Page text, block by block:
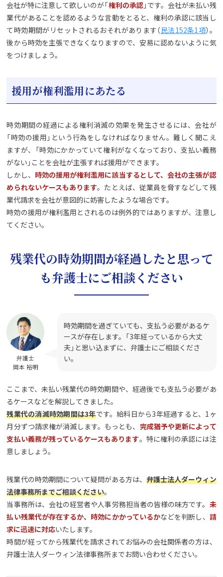
会社が特に注意して欲しいのが「権利の承認」です。会社が未払い残
業代があることを認めるような言動をとると、権利の承認に該当し
て時効期間がリセットされるおそれがあります（民法152条1項）。
後から時効を主張できなくなりますので、安易に認めないように気
をつけましょう。
援用が権利濫用にあたる
時効期間の経過による権利消滅の効果を発生させるには、会社が
「時効の援用」という行為をしなければなりません。難しく聞こえ
ますが、「時効にかかっていて権利がなくなっており、支払い義務
がない」ことを会社が主張すれば援用ができます。
しかし、 時効の援用が権利濫用に該当するとして、会社の主張が認
められないケースもあります。たとえば、従業員を脅すなどして残
業代請求を会社が意図的に妨害したような場合です。
時効の援用が権利濫用とされるのは例外的ではありますが、注意し
てください。
残業代の時効期間が経過したと思って
も弁護士にご相談ください
弁護士
岡本 裕明
時効期間を過ぎていても、支払う必要があるケ
ースが存在します。「3年経っているから大丈
夫」と思い込まずに、弁護士にご相談くださ
い。
ここまで、未払い残業代の時効期間や、経過後でも支払う必要があ
るケースなどを解説してきました。
残業代の消滅時効期間は3年です。給料日から3年経過すると、1ヶ
月分ずつ請求権が消滅します。もっとも、 完成猶予や更新によって
支払い義務が残っているケースもあります。特に権利の承認には注
意しましょう。
残業代の時効期間について疑問がある方は、弁護士法人ダーウィン
法律事務所までご相談ください。
当事務所は、会社の経営者や人事労務担当者の皆様の味方です。 未
払い残業代が存在するか、時効にかかっているかなどを判断し、 請
求に迅速に対応いたします。
時間が経ってから残業代を請求されてお悩みの会社関係者の方は、
弁護士法人ダーウィン法律事務所までお問い合わせください。